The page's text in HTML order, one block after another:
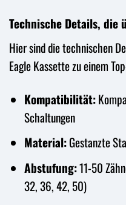
Technische Details, die
Hier sind die technischen
Eagle Kassette zu einem
Kompatibilität:
Schaltungen
Material:Gestanzte
Abstufung:11-50
32, 36, 42, 50)